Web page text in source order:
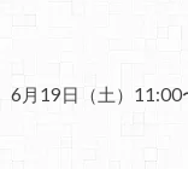
6月19日（土）11:00